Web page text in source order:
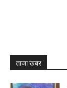
ताजा खबर